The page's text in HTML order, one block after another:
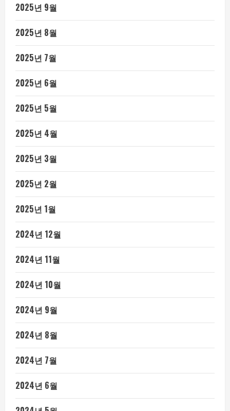
2025년 9월
2025년 8월
2025년 7월
2025년 6월
2025년 5월
2025년 4월
2025년 3월
2025년 2월
2025년 1월
2024년 12월
2024년 11월
2024년 10월
2024년 9월
2024년 8월
2024년 7월
2024년 6월